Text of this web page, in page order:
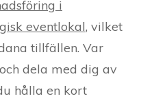
i
eventlokal, vilket
tillfällen. Var
dela med dig av
hålla en kort